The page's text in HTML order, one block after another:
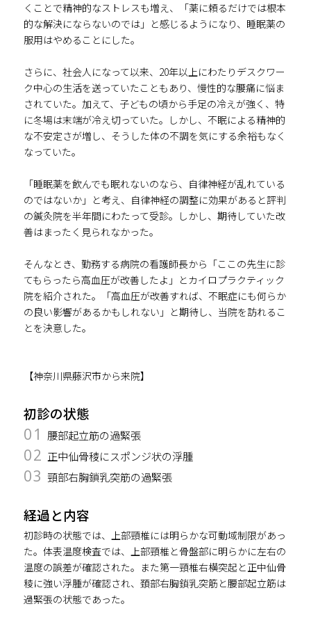
くことで精神的なストレスも増え、「薬に頼るだけでは根本
的な解決にならないのでは」と感じるようになり、睡眠薬の
服用はやめることにした。
さらに、社会人になって以来、20年以上にわたりデスクワー
ク中心の生活を送っていたこともあり、慢性的な腰痛に悩ま
されていた。加えて、子どもの頃から手足の冷えが強く、特
に冬場は末端が冷え切っていた。しかし、不眠による精神的
な不安定さが増し、そうした体の不調を気にする余裕もなく
なっていた。
「睡眠薬を飲んでも眠れないのなら、自律神経が乱れている
のではないか」と考え、自律神経の調整に効果があると評判
の鍼灸院を半年間にわたって受診。しかし、期待していた改
善はまったく見られなかった。
そんなとき、勤務する病院の看護師長から「ここの先生に診
てもらったら高血圧が改善したよ」とカイロプラクティック
院を紹介された。「高血圧が改善すれば、不眠症にも何らか
の良い影響があるかもしれない」と期待し、当院を訪れるこ
とを決意した。
【神奈川県藤沢市から来院】
初診の状態
01 腰部起立筋の過緊張
02 正中仙骨稜にスポンジ状の浮腫
03 頸部右胸鎖乳突筋の過緊張
経過と内容
初診時の状態では、上部頸椎には明らかな可動域制限があっ
た。体表温度検査では、上部頸椎と骨盤部に明らかに左右の
温度の誤差が確認された。また第一頸椎右横突起と正中仙骨
稜に強い浮腫が確認され、頚部右胸鎖乳突筋と腰部起立筋は
過緊張の状態であった。